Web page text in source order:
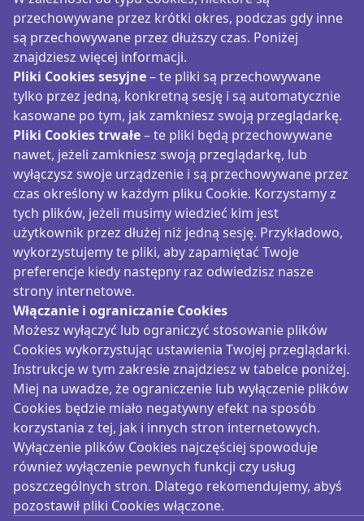
przechowywane przez krótki okres, podczas gdy inne
są przechowywane przez dłuższy czas. Poniżej
znajdziesz więcej informacji.
Pliki Cookies sesyjne– te pliki są przechowywane
tylko przez jedną, konkretną sesję i są automatycznie
kasowane po tym, jak zamkniesz swoją przeglądarkę.
Pliki Cookies trwałe– te pliki będą przechowywane
nawet, jeżeli zamkniesz swoją przeglądarkę, lub
wyłączysz swoje urządzenie i są przechowywane przez
czas określony w każdym pliku Cookie. Korzystamy z
tych plików, jeżeli musimy wiedzieć kim jest
użytkownik przez dłużej niż jedną sesję. Przykładowo,
wykorzystujemy te pliki, aby zapamiętać Twoje
preferencje kiedy następny raz odwiedzisz nasze
strony internetowe.
Włączanie i ograniczanie Cookies
Możesz wyłączyć lub ograniczyć stosowanie plików
Cookies wykorzystując ustawienia Twojej przeglądarki.
Instrukcje w tym zakresie znajdziesz w tabelce poniżej.
Miej na uwadze, że ograniczenie lub wyłączenie plików
Cookies będzie miało negatywny efekt na sposób
korzystania z tej, jak i innych stron internetowych.
Wyłączenie plików Cookies najczęściej spowoduje
również wyłączenie pewnych funkcji czy usług
poszczególnych stron. Dlatego rekomendujemy, abyś
pozostawił pliki Cookies włączone.